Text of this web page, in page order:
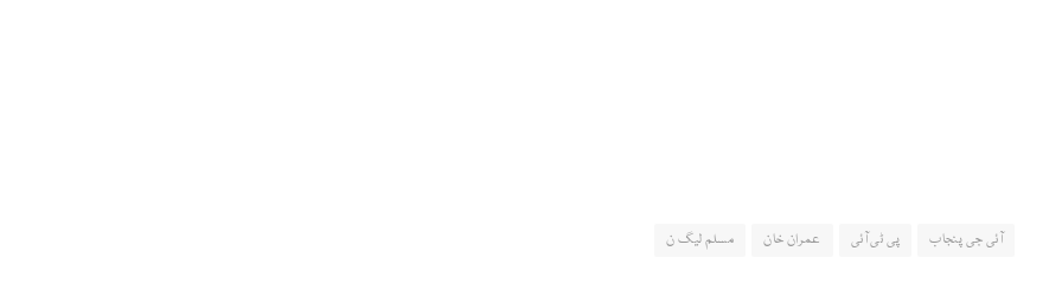
آئی جی پنجاب پی ٹی آئی عمران خان مسلم لیگ ن